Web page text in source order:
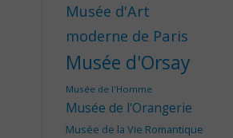
Musée d'Art
moderne de Paris
Musée d'Orsay
Musée de l'Homme
Musée de l'Orangerie
Musée de la Vie Romantique